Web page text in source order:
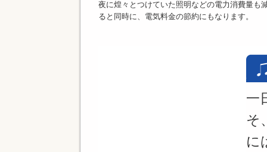
夜に煌々とつけていた照明などの電力消費量も
ると同時に、電気料金の節約にもなります。
一
そ
に